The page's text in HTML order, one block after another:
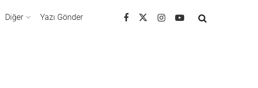
Diğer Yazı Gönder